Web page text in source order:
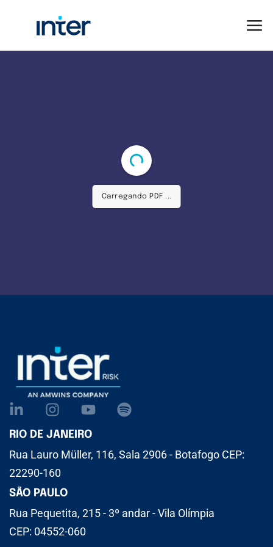
Carregando PDF ...
RIO DE JANEIRO
Rua Lauro Müller, 116, Sala 2906 - Botafogo CEP:
22290-160
SÃO PAULO
Rua Pequetita, 215 - 3º andar - Vila Olímpia
CEP: 04552-060